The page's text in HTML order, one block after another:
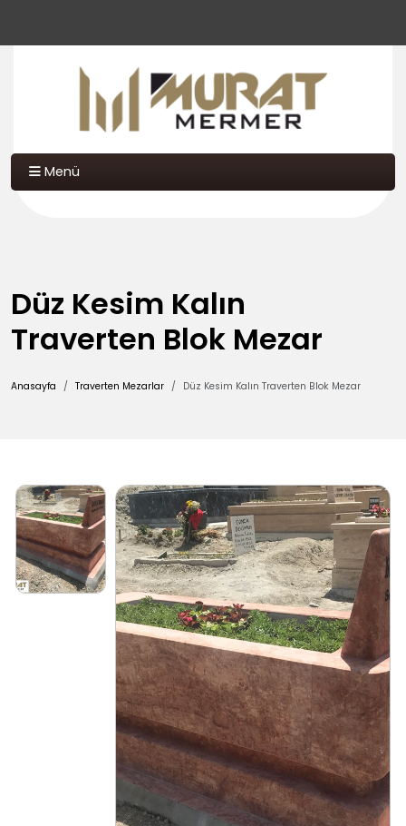
Menü
Düz Kesim Kalın
Traverten Blok Mezar
Anasayfa Traverten Mezarlar Düz Kesim Kalın Traverten Blok Mezar